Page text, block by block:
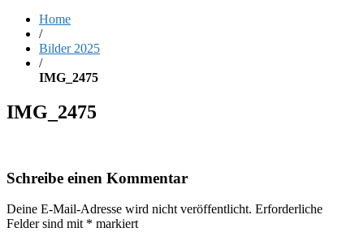
Home
/
Bilder 2025
/
IMG_2475
IMG_2475
Schreibe einen Kommentar
Deine E-Mail-Adresse wird nicht veröffentlicht. Erforderliche
Felder sind mit * markiert